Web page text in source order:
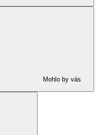
Mohlo by vás